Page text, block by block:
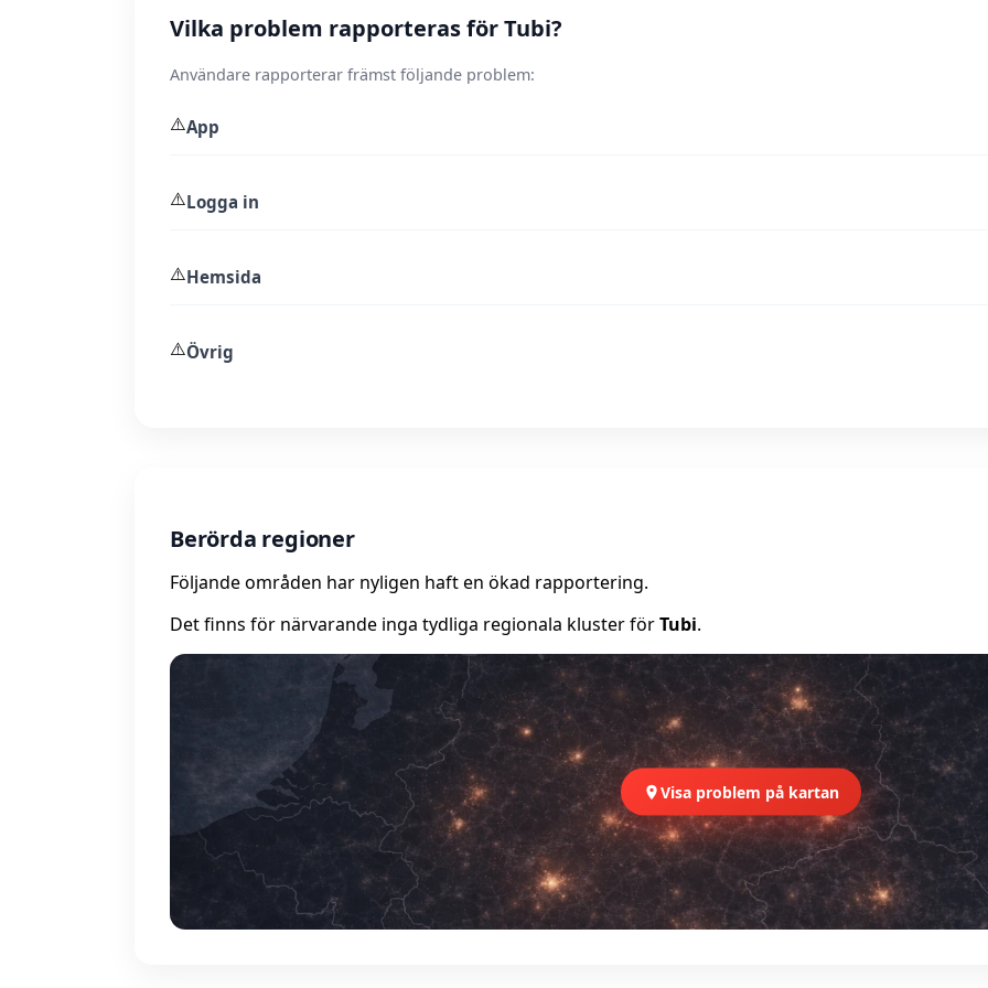
Vilka problem rapporteras för Tubi?
Användare rapporterar främst följande problem:
⚠️App
⚠️Logga in
⚠️Hemsida
⚠️Övrig
Berörda regioner
Följande områden har nyligen haft en ökad rapportering.
Det finns för närvarande inga tydliga regionala kluster förTubi.
Visa problem på kartan